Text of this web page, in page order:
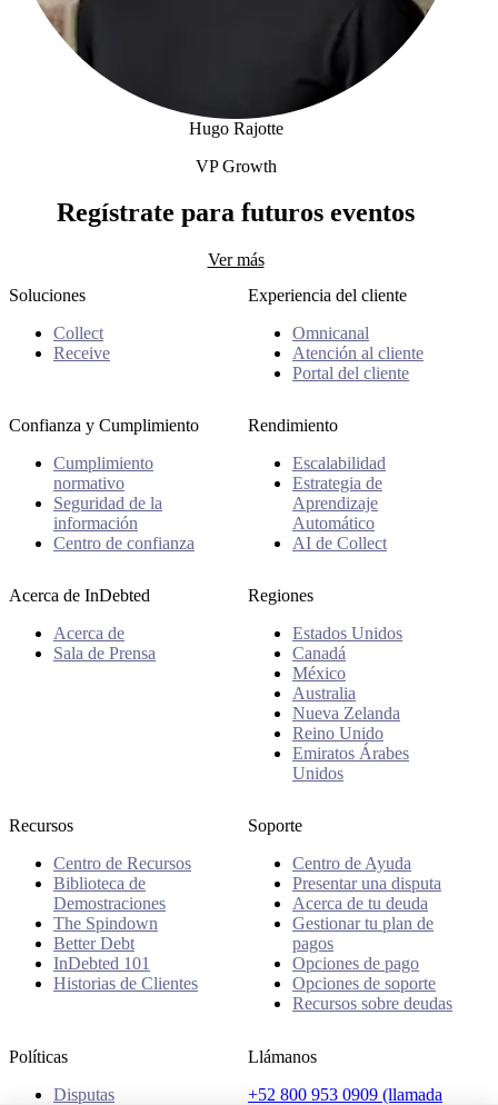
Hugo Rajotte
VP Growth
Regístrate para futuros eventos
Ver más
Soluciones
Collect
Receive
Experiencia del cliente
Omnicanal
Atención al cliente
Portal del cliente
Confianza y Cumplimiento
Cumplimiento
normativo
Seguridad de la
información
Centro de confianza
Rendimiento
Escalabilidad
Estrategia de
Aprendizaje
Automático
AI de Collect
Acerca de InDebted
Acerca de
Sala de Prensa
Regiones
Estados Unidos
Canadá
México
Australia
Nueva Zelanda
Reino Unido
Emiratos Árabes
Unidos
Recursos
Centro de Recursos
Biblioteca de
Demostraciones
The Spindown
Better Debt
InDebted 101
Historias de Clientes
Soporte
Centro de Ayuda
Presentar una disputa
Acerca de tu deuda
Gestionar tu plan de
pagos
Opciones de pago
Opciones de soporte
Recursos sobre deudas
Políticas
Disputas
Llámanos
+52 800 953 0909 (llamada